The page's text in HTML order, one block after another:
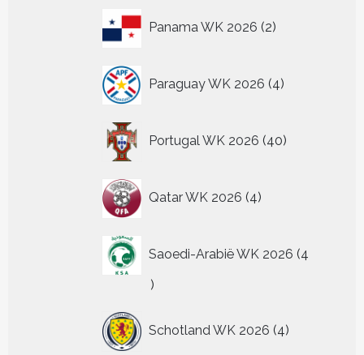
Panama WK 2026 2
producten
Paraguay WK 2026 4
producten
Portugal WK 2026 40
producten
Qatar WK 2026 4
producten
Saoedi-Arabië WK 2026 4
4
Schotland WK 2026 4
producten